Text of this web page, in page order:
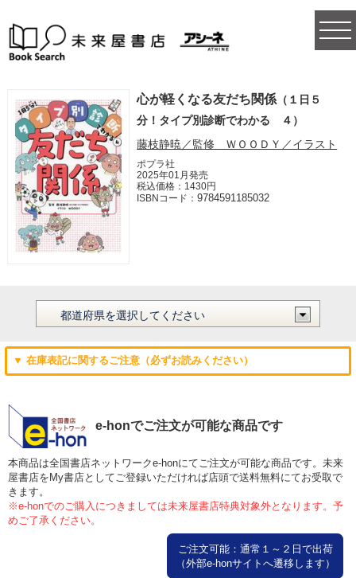
心が軽くなる友だち関係 （１日５
分！タイプ別診断でわかる ４）
藤枝静暁／監修 ＷＯＯＤＹ／イラスト
ポプラ社
2025年01月発売
税込価格：1430円
ISBNコード：9784591185032
▼ 在庫表記に関するご注意（必ずお読みください）
e-honでご注文が可能な商品です
本商品は全国書店ネットワークe-honにてご注文が可能な商品です。未来
屋書店をMy書店としてご登録いただければ店頭で送料無料にてお受取で
きます。
※e-honでのご購入につきましては未来屋書店特典対象外となります。予
めご了承ください。
ご注文可能：通常１～２日で出荷
（外部e-honサイトへ遷移します）